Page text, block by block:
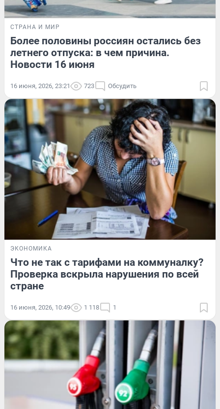
СТРАНА И МИР
Более половины россиян остались без
летнего отпуска: в чем причина.
Новости 16 июня
16 июня, 2026, 23:21 723 Обсудить
ЭКОНОМИКА
Что не так с тарифами на коммуналку?
Проверка вскрыла нарушения по всей
стране
16 июня, 2026, 10:49 1 118 1